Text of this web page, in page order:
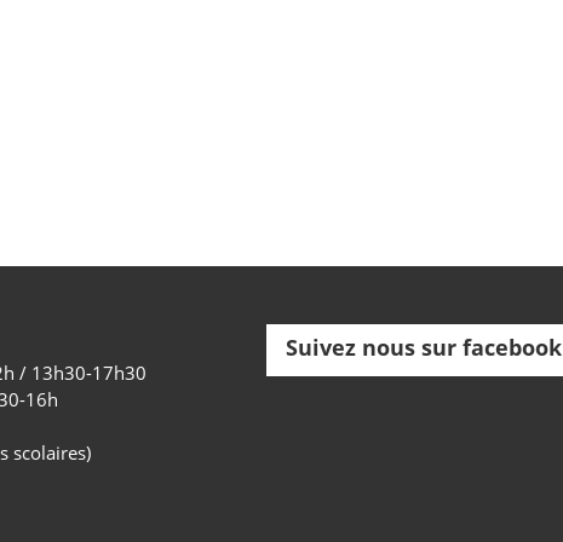
/ 13h30-17h30
16h
scolaires)
Suivez nous sur facebook